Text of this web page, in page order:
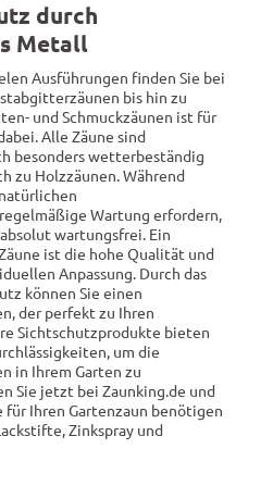
durch
Metall
Ausführungen finden Sie bei
bis hin zu
und Schmuckzäunen ist für
Alle Zäune sind
besonders wetterbeständig
zu Holzzäunen. Während
Wartung erfordern,
wartungsfrei. Ein
ist die hohe Qualität und
Anpassung. Durch das
können Sie einen
der perfekt zu Ihren
Sichtschutzprodukte bieten
um die
in Ihrem Garten zu
Sie jetzt bei Zaunking.de und
für Ihren Gartenzaun benötigen
Zinkspray und